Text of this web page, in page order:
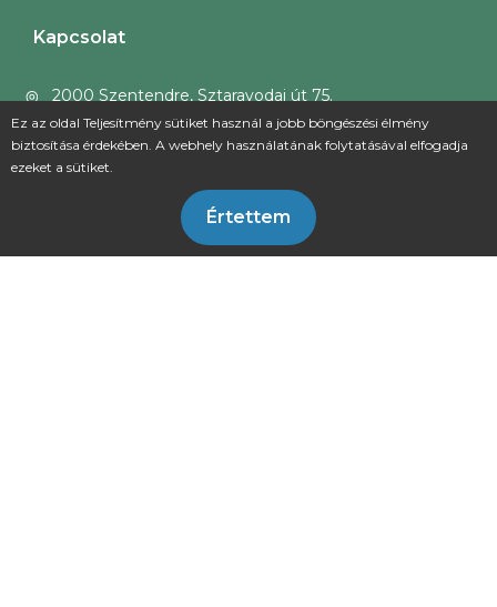
Ez az oldal Teljesítmény sütiket használ a jobb böngészési élmény
biztosítása érdekében. A webhely használatának folytatásával elfogadja
ezeket a sütiket.
Értettem
Kapcsolat
2000 Szentendre, Sztaravodai út 75.
latogato@skanzen.hu
kedd–vasárnap 9:00–17:00